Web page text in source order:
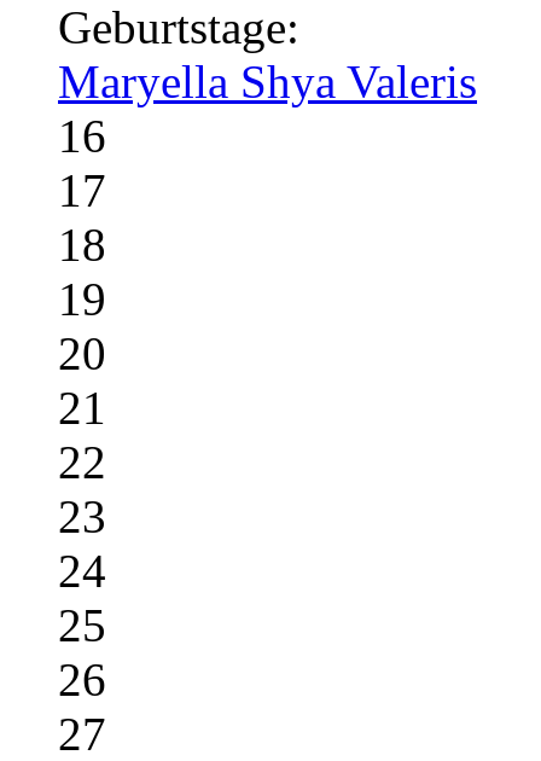
Geburtstage:
Maryella Shya Valeris
16
17
18
19
20
21
22
23
24
25
26
27